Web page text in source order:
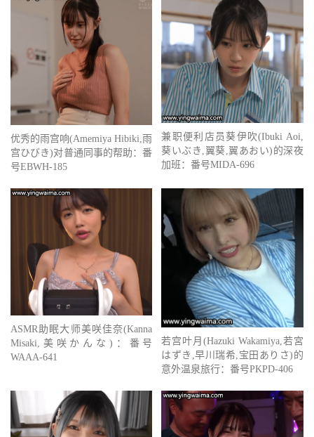
优秀的雨宫响(Amemiya Hibiki,雨
宫ひびき)对普通同事的帮助：番
号EBWH-185
兼职便利店员葵伊吹(Ibuki Aoi,
葵いぶき,翼葵,翼あおい)的深夜
加班：番号MIDA-696
ASMR助眠大师美咲佳奈(Kanna
Misaki,美咲かんな)：番号
WAAA-641
若宫叶月(Hazuki Wakamiya,若宮
はずき,早川瑞希,宝田ありさ)的
意外温泉旅行：番号PKPD-406